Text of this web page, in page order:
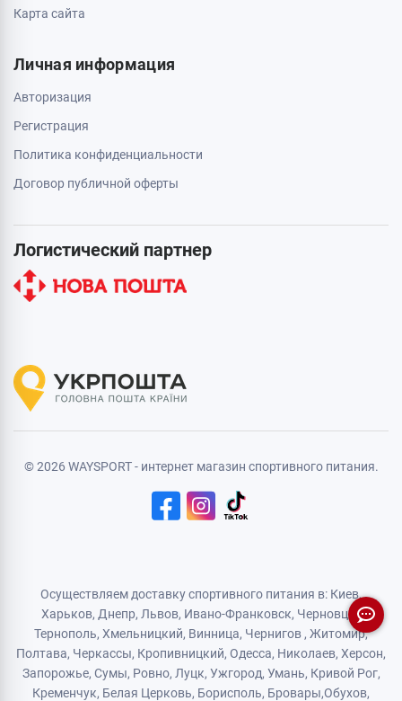
Карта сайта
Личная информация
Авторизация
Регистрация
Политика конфиденциальности
Договор публичной оферты
Логистический партнер
© 2026 WAYSPORT - интернет магазин спортивного питания.
Осуществляем доставку спортивного питания в: Киев,
Харьков, Днепр, Львов, Ивано-Франковск, Черновцы,
Тернополь, Хмельницкий, Винница, Чернигов , Житомир,
Полтава, Черкассы, Кропивницкий, Одесса, Николаев, Херсон,
Запорожье, Сумы, Ровно, Луцк, Ужгород, Умань, Кривой Рог,
Кременчук, Белая Церковь, Борисполь, Бровары,Обухов,